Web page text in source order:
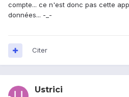
compte... ce n'est donc pas cette
données... -_-
Citer
Ustrici